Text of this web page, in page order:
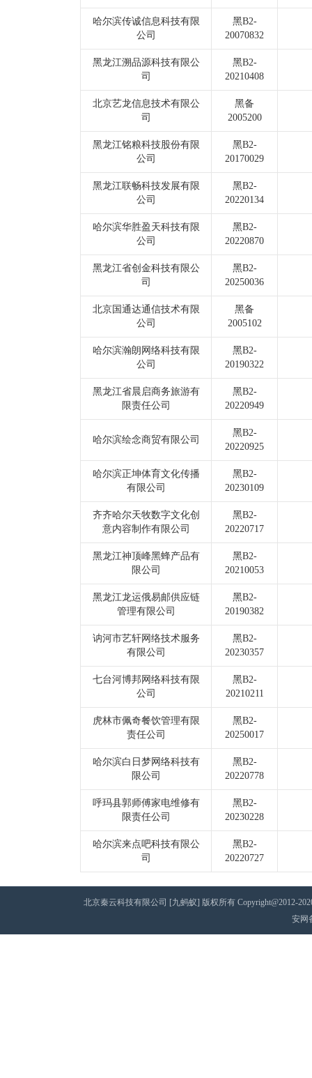
哈尔滨传诚信息科技有限
公司
黑B2-
20070832
黑龙江溯品源科技有限公
司
黑B2-
20210408
北京艺龙信息技术有限公
司
黑备
2005200
黑龙江铭粮科技股份有限
公司
黑B2-
20170029
黑龙江联畅科技发展有限
公司
黑B2-
20220134
哈尔滨华胜盈天科技有限
公司
黑B2-
20220870
黑龙江省创金科技有限公
司
黑B2-
20250036
北京国通达通信技术有限
公司
黑备
2005102
哈尔滨瀚朗网络科技有限
公司
黑B2-
20190322
黑龙江省晨启商务旅游有
限责任公司
黑B2-
20220949
哈尔滨绘念商贸有限公司
黑B2-
20220925
哈尔滨正坤体育文化传播
有限公司
黑B2-
20230109
齐齐哈尔天牧数字文化创
意内容制作有限公司
黑B2-
20220717
黑龙江神顶峰黑蜂产品有
限公司
黑B2-
20210053
黑龙江龙运俄易邮供应链
管理有限公司
黑B2-
20190382
讷河市艺轩网络技术服务
有限公司
黑B2-
20230357
七台河博邦网络科技有限
公司
黑B2-
20210211
虎林市佩奇餐饮管理有限
责任公司
黑B2-
20250017
哈尔滨白日梦网络科技有
限公司
黑B2-
20220778
呼玛县郭师傅家电维修有
限责任公司
黑B2-
20230228
哈尔滨来点吧科技有限公
司
黑B2-
20220727
北京秦云科技有限公司 [九蚂蚁] 版权所有 Copyright@2012-
安网